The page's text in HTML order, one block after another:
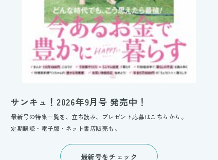
サンキュ！2026年9月号 発売中！
最新号の特集一覧を、立ち読み、プレゼント応募はこちらから。
定期購読・電子版・ネット書店販売も。
最新号をチェック